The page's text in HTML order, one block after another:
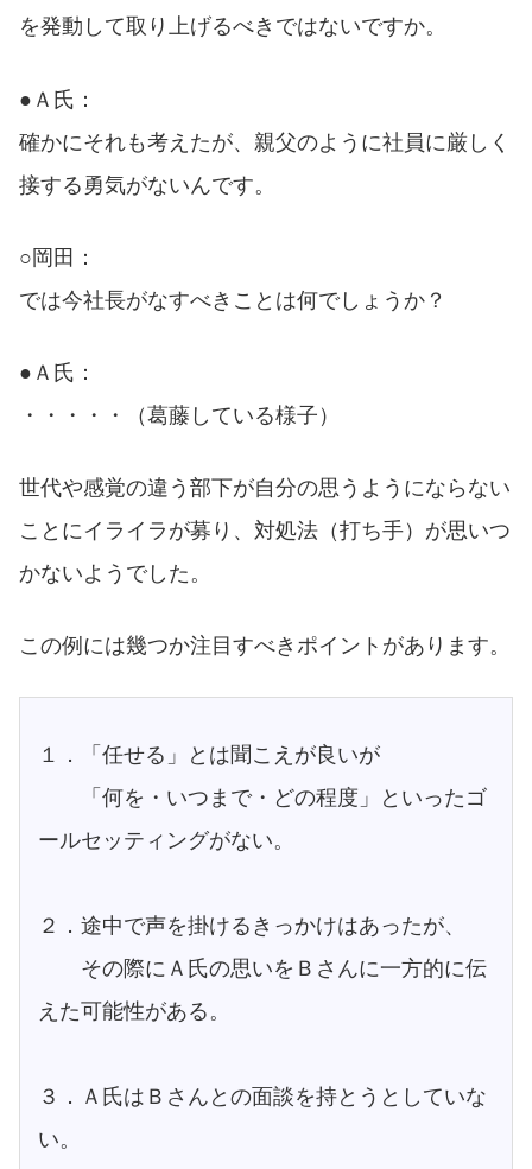
を発動して取り上げるべきではないですか。
●Ａ氏：
確かにそれも考えたが、親父のように社員に厳しく
接する勇気がないんです。
○岡田：
では今社長がなすべきことは何でしょうか？
●Ａ氏：
・・・・・（葛藤している様子）
世代や感覚の違う部下が自分の思うようにならない
ことにイライラが募り、対処法（打ち手）が思いつ
かないようでした。
この例には幾つか注目すべきポイントがあります。
１．「任せる」とは聞こえが良いが
「何を・いつまで・どの程度」といったゴ
ールセッティングがない。
２．途中で声を掛けるきっかけはあったが、
その際にＡ氏の思いをＢさんに一方的に伝
えた可能性がある。
３．Ａ氏はＢさんとの面談を持とうとしていな
い。